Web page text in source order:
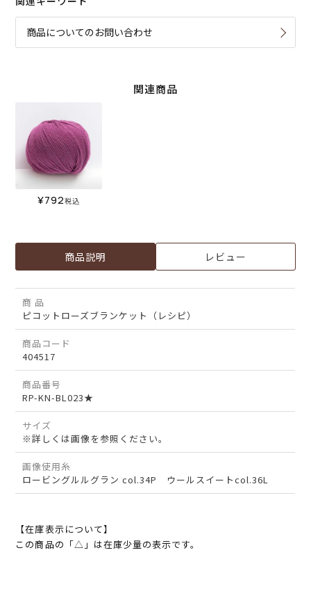
商品についてのお問い合わせ
関連商品
¥792税込
商品説明 レビュー
商 品
ピコットローズブランケット（レシピ）
商品コード
404517
商品番号
RP-KN-BL023★
サイズ
※詳しくは画像を参照ください。
画像使用糸
ロービングルルグラン col.34P ウールスイートcol.36L
【在庫表示について】
この商品の「△」は在庫少量の表示です。